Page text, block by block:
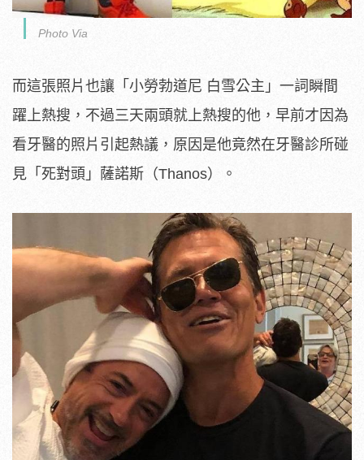
Photo Via
而這張照片也讓「小勞勃道尼 白雪公主」一詞瞬間
躍上熱搜，不過三天兩頭就上熱搜的他，早前才因為
看牙醫的照片引起熱議，原因是他竟然在牙醫診所碰
見「死對頭」薩諾斯（Thanos）。